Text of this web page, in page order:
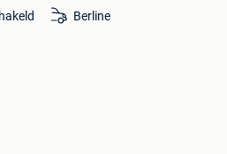
Berline